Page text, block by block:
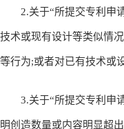
2.关于“所提交专利申请
技术或现有设计等类似情
等行为;或者对已有技术或
3.关于“所提交专利申请
明创造数量或内容明显超